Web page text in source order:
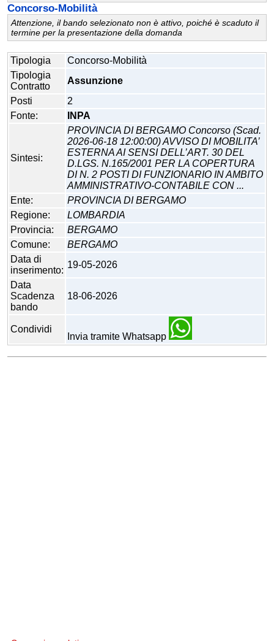
Concorso-Mobilità
Attenzione, il bando selezionato non è attivo, poiché è scaduto il
termine per la presentazione della domanda
Tipologia
Concorso-Mobilità
Tipologia
Contratto
Assunzione
Posti
2
Fonte:
INPA
Sintesi:
PROVINCIA DI BERGAMO Concorso (Scad.
2026-06-18 12:00:00) AVVISO DI MOBILITA’
ESTERNA AI SENSI DELL’ART. 30 DEL
D.LGS. N.165/2001 PER LA COPERTURA
DI N. 2 POSTI DI FUNZIONARIO IN AMBITO
AMMINISTRATIVO-CONTABILE CON ...
Ente:
PROVINCIA DI BERGAMO
Regione:
LOMBARDIA
Provincia:
BERGAMO
Comune:
BERGAMO
Data di
inserimento:
19-05-2026
Data
Scadenza
bando
18-06-2026
Condividi
Invia tramite Whatsapp